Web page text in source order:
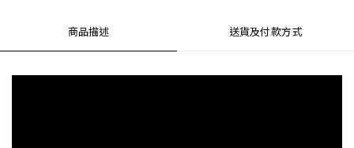
商品描述 送貨及付款方式